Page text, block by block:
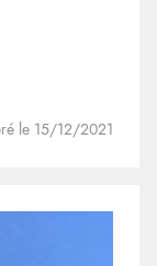
le 15/12/2021